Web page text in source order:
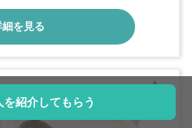
細を見る
紹介してもらう